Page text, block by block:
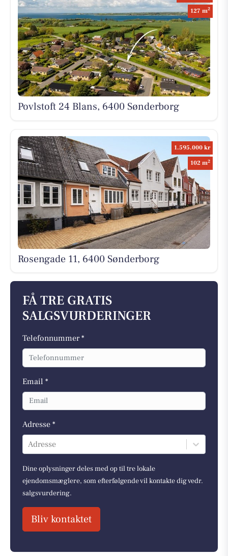
127 m2
Povlstoft 24 Blans, 6400 Sønderborg
1.595.000 kr
102 m2
Rosengade 11, 6400 Sønderborg
FÅ TRE GRATIS
SALGSVURDERINGER
Telefonnummer *
Email *
Adresse *
Adresse
Dine oplysninger deles med op til tre lokale
ejendomsmæglere, som efterfølgende vil kontakte dig vedr.
salgsvurdering.
Bliv kontaktet